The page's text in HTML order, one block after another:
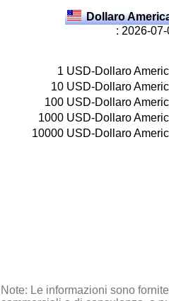
Dollaro
: 2026-
1 USD-Dollaro
10 USD-Dollaro
100 USD-Dollaro
1000 USD-Dollaro
10000 USD-Dollaro
Note: Le informazioni sono